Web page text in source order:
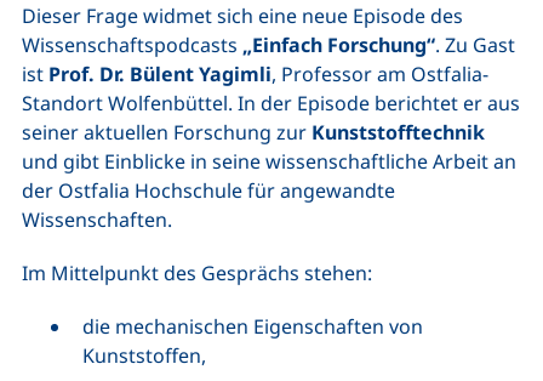
Dieser Frage widmet sich eine neue Episode des
Wissenschaftspodcasts „Einfach Forschung“. Zu Gast
ist Prof. Dr. Bülent Yagimli, Professor am Ostfalia-
Standort Wolfenbüttel. In der Episode berichtet er aus
seiner aktuellen Forschung zur Kunststofftechnik
und gibt Einblicke in seine wissenschaftliche Arbeit an
der Ostfalia Hochschule für angewandte
Wissenschaften.
Im Mittelpunkt des Gesprächs stehen:
die mechanischen Eigenschaften von
Kunststoffen,